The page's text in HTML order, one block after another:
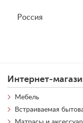
Россия
Интернет-
Мебель
Встраиваемая